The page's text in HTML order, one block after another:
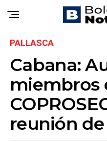
PALLASCA
Cabana:
miembros
reunión